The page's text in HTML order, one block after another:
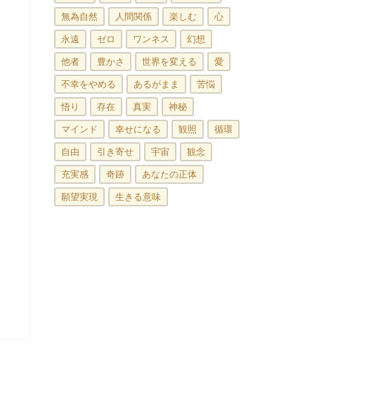
無為自然
人間関係 楽しむ
心
永遠
ゼロ ワンネス
幻想
他者
豊かさ 世界を変える
愛
不幸をやめる
あるがまま
苦悩
悟り
存在 真実
神秘
マインド
幸せになる 観照
循環
自由
引き寄せ 宇宙
観念
充実感
奇跡
あなたの正体
願望実現
生きる意味